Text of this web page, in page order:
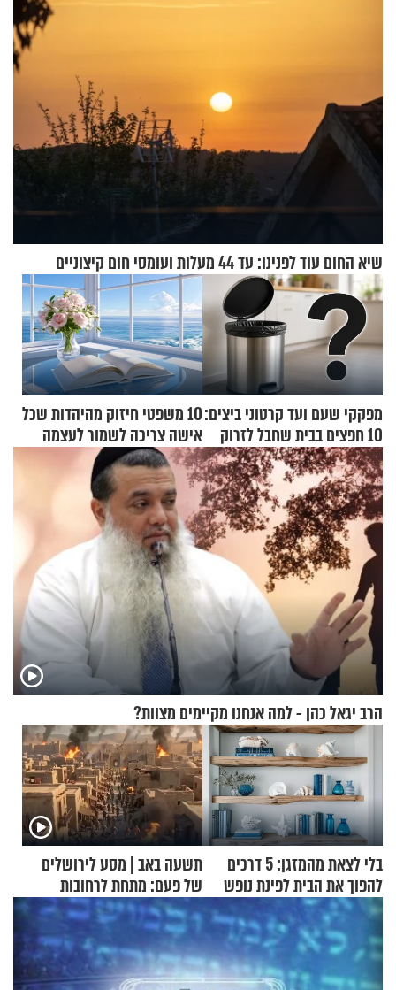
שיא החום עוד לפנינו: עד 44 מעלות ועומסי חום קיצוניים
מפקקי שעם ועד קרטוני ביצים:
10 חפצים בבית שחבל לזרוק
לפח
10 משפטי חיזוק מהיהדות שכל
אישה צריכה לשמור לעצמה
הרב יגאל כהן - למה אנחנו מקיימים מצוות?
בלי לצאת מהמזגן: 5 דרכים
להפוך את הבית לפינת נופש
מעוצבת
תשעה באב | מסע לירושלים
של פעם: מתחת לרחובות
ירושלים